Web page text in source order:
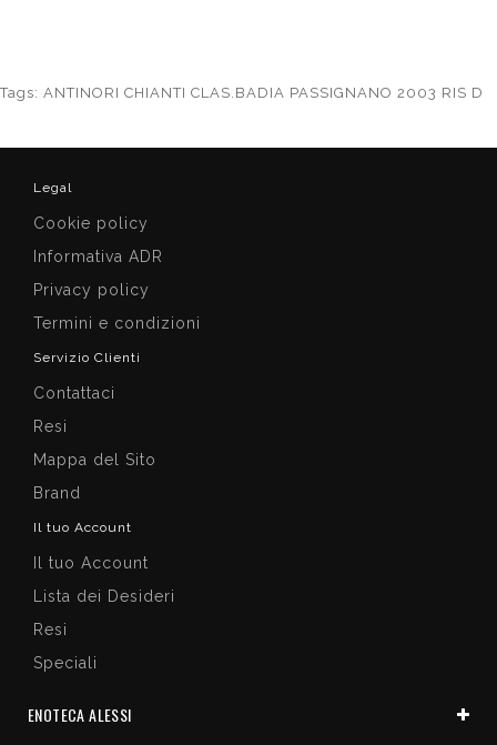
Tags: ANTINORI CHIANTI CLAS.BADIA PASSIGNANO 2003 RIS D
Legal
Cookie policy
Informativa ADR
Privacy policy
Termini e condizioni
Servizio Clienti
Contattaci
Resi
Mappa del Sito
Brand
Il tuo Account
Il tuo Account
Lista dei Desideri
Resi
Speciali
ENOTECA ALESSI